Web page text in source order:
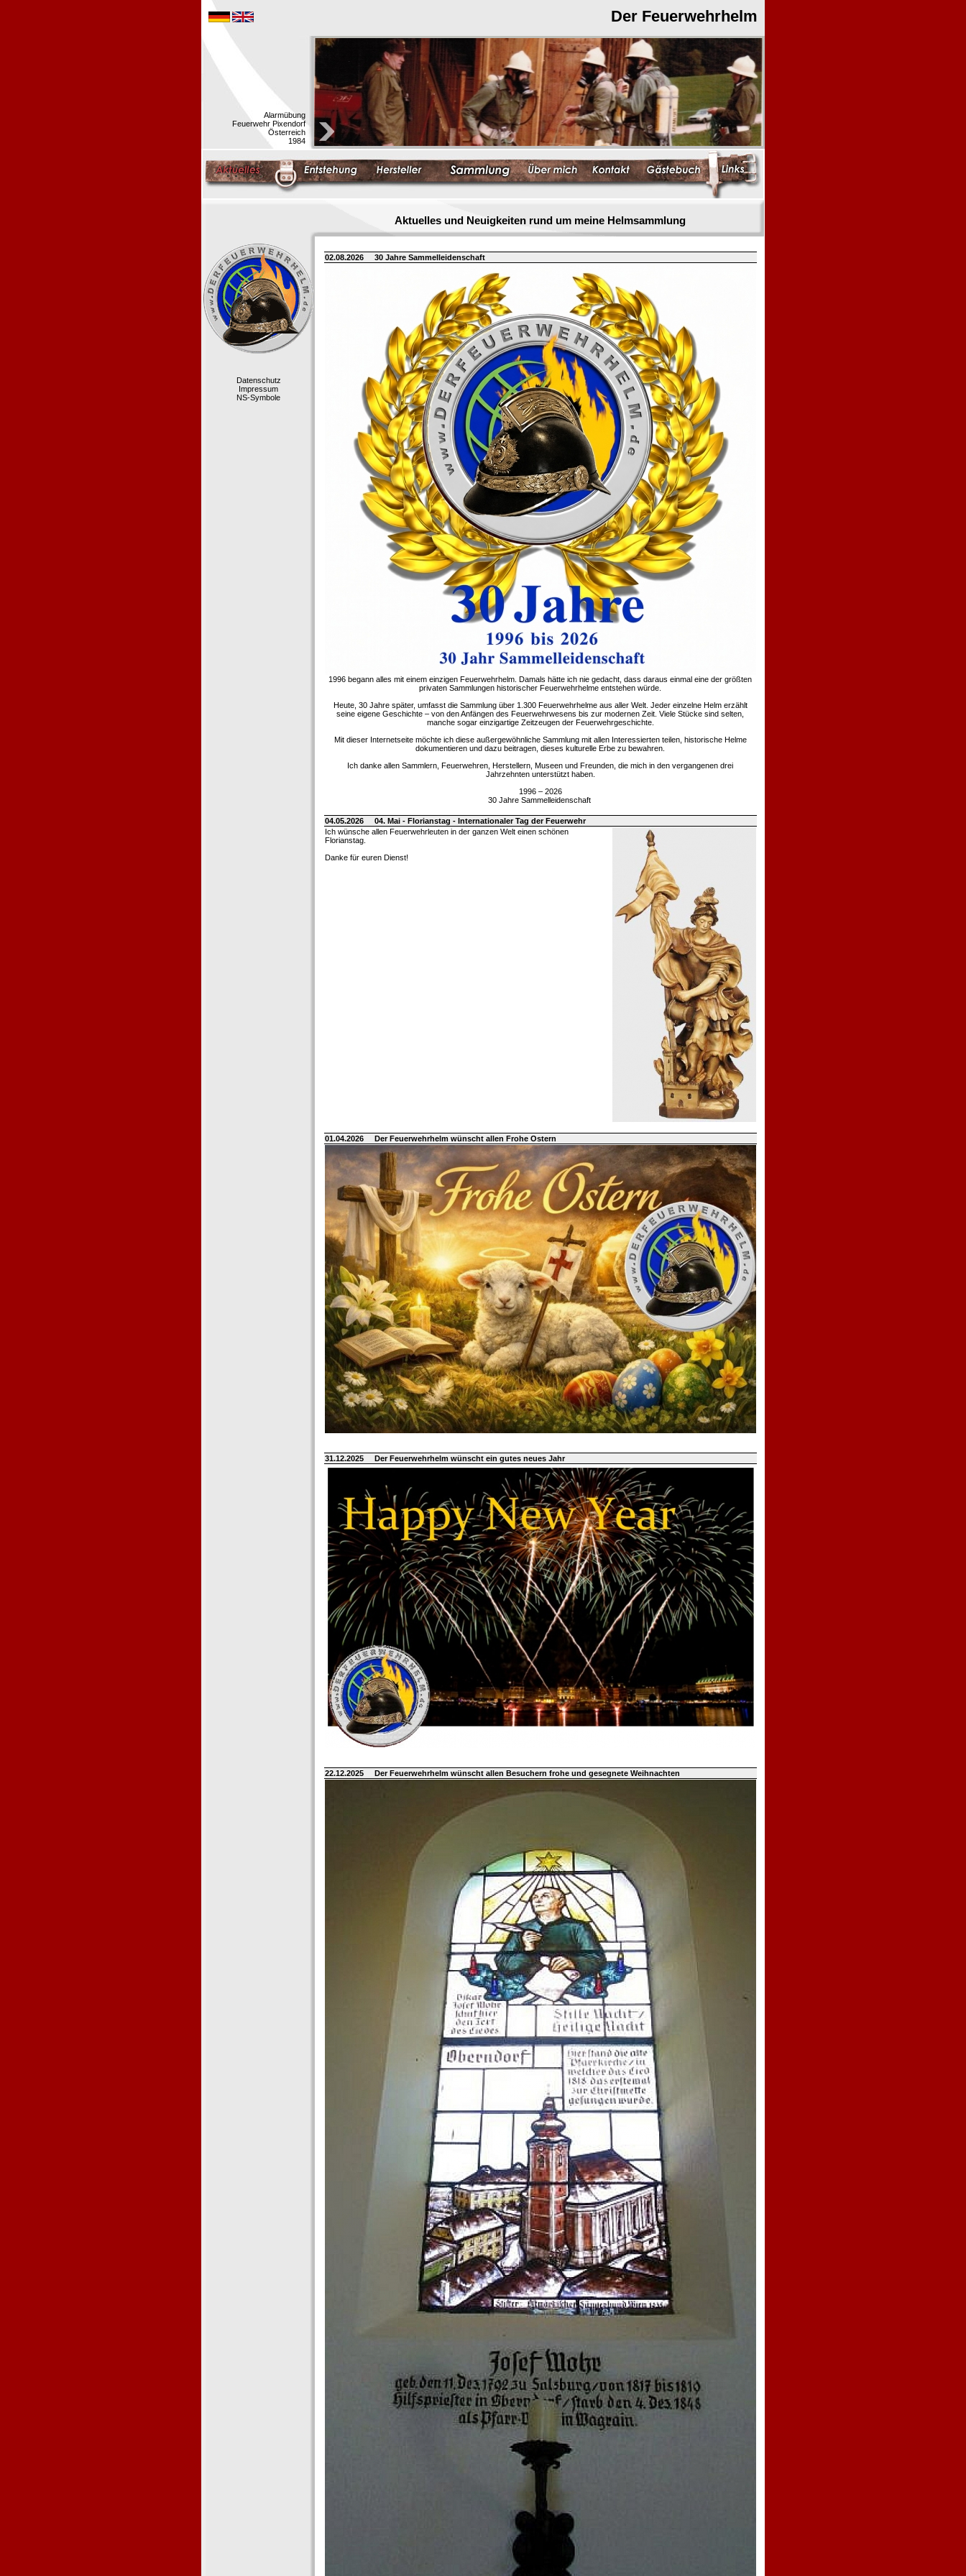
Der Feuerwehrhelm
Alarmübung
Feuerwehr Pixendorf
Österreich
1984
Aktuelles und Neuigkeiten rund um meine Helmsammlung
Datenschutz
Impressum
NS-Symbole
02.08.2026 30 Jahre Sammelleidenschaft
1996 begann alles mit einem einzigen Feuerwehrhelm. Damals hätte ich nie gedacht, dass daraus einmal eine der größten
privaten Sammlungen historischer Feuerwehrhelme entstehen würde.
Heute, 30 Jahre später, umfasst die Sammlung über 1.300 Feuerwehrhelme aus aller Welt. Jeder einzelne Helm erzählt
seine eigene Geschichte – von den Anfängen des Feuerwehrwesens bis zur modernen Zeit. Viele Stücke sind selten,
manche sogar einzigartige Zeitzeugen der Feuerwehrgeschichte.
Mit dieser Internetseite möchte ich diese außergewöhnliche Sammlung mit allen Interessierten teilen, historische Helme
dokumentieren und dazu beitragen, dieses kulturelle Erbe zu bewahren.
Ich danke allen Sammlern, Feuerwehren, Herstellern, Museen und Freunden, die mich in den vergangenen drei
Jahrzehnten unterstützt haben.
1996 – 2026
30 Jahre Sammelleidenschaft
04.05.2026
04. Mai - Florianstag - Internationaler Tag der Feuerwehr
Ich wünsche allen Feuerwehrleuten in der ganzen Welt einen schönen
Florianstag.
Danke für euren Dienst!
01.04.2026 Der Feuerwehrhelm wünscht allen Frohe Ostern
31.12.2025 Der Feuerwehrhelm wünscht ein gutes neues Jahr
22.12.2025 Der Feuerwehrhelm wünscht allen Besuchern frohe und gesegnete Weihnachten